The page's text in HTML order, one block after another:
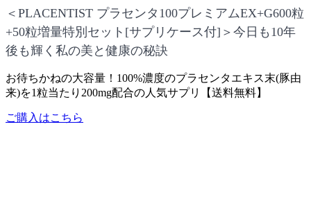
＜PLACENTIST プラセンタ100プレミアムEX+G600粒
+50粒増量特別セット[サプリケース付]＞今日も10年
後も輝く私の美と健康の秘訣
お待ちかねの大容量！100%濃度のプラセンタエキス末(豚由
来)を1粒当たり200mg配合の人気サプリ【送料無料】
ご購入はこちら